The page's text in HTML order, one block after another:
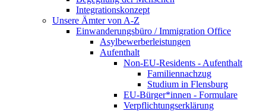
Integrationskonzept
Unsere Ämter von A-Z
Einwanderungsbüro / Immigration Office
Asylbewerberleistungen
Aufenthalt
Non-EU-Residents - Aufenthalt
Familiennachzug
Studium in Flensburg
EU-Bürger*innen - Formulare
Verpflichtungserklärung